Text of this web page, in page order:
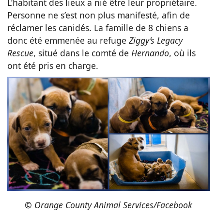
Personne ne s’est non plus manifesté, afin de
réclamer les canidés. La famille de 8 chiens a
donc été emmenée au refuge Ziggy’s Legacy
Rescue, situé dans le comté de Hernando, où ils
ont été pris en charge.
© Orange County Animal Services/Facebook